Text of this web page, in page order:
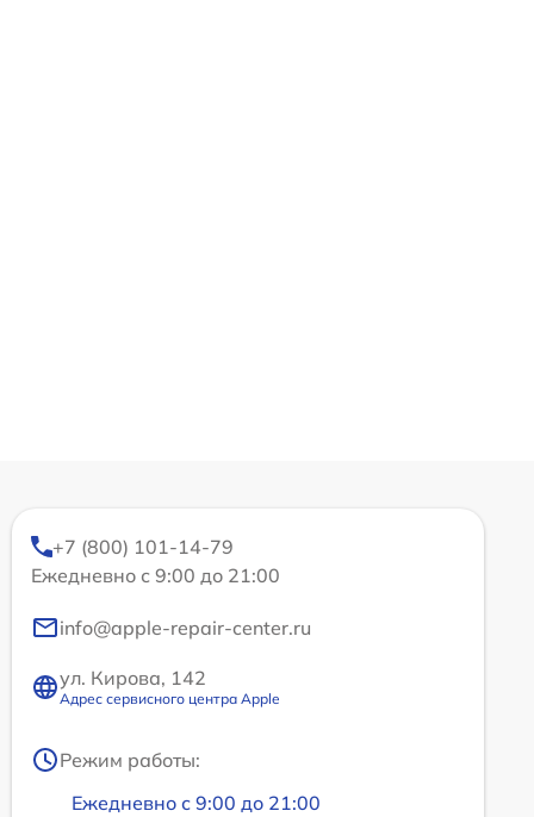
+7 (800) 101-14-79
Ежедневно с 9:00 до 21:00
info@apple-repair-center.ru
ул. Кирова, 142
Адрес сервисного центра Apple
Режим работы:
Ежедневно с 9:00 до 21:00